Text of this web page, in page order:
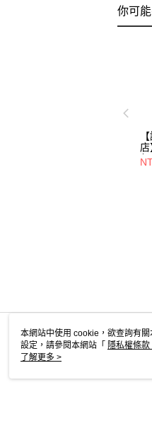
你可
本網站中使用 cookie，欲查詢有
設定，請參閱本網站「 隱私權條款
使用 cookie。
了解更多 >